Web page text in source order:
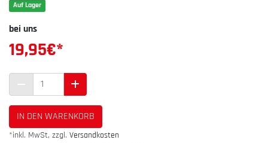
Auf Lager
bei uns
19,95€*
IN DEN WARENKORB
*inkl. MwSt, zzgl. Versandkosten